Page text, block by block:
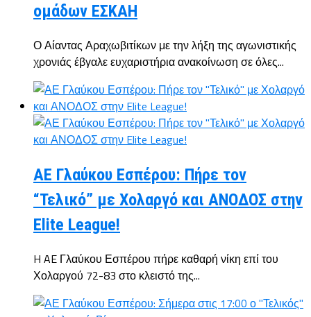
ομάδων ΕΣΚΑΗ
Ο Αίαντας Αραχωβιτίκων με την λήξη της αγωνιστικής
χρονιάς έβγαλε ευχαριστήρια ανακοίνωση σε όλες...
ΑΕ Γλαύκου Εσπέρου: Πήρε τον
“Τελικό” με Χολαργό και ΑΝΟΔΟΣ στην
Elite League!
H AE Γλαύκου Εσπέρου πήρε καθαρή νίκη επί του
Χολαργού 72-83 στο κλειστό της...